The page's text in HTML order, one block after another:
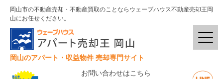
岡山市の不動産売却・不動産買取のことならウェーブハウス不動産売却王岡
山にお任せください。
岡山のアパート・収益物件 売却専門サイト
お問い合わせはこちら